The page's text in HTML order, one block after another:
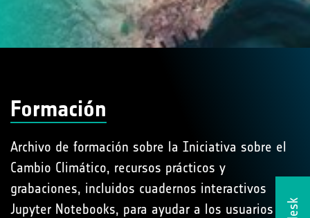
Formación
Archivo de formación sobre la Iniciativa sobre el
Cambio Climático, recursos prácticos y
grabaciones, incluidos cuadernos interactivos
Jupyter Notebooks, para ayudar a los usuarios a